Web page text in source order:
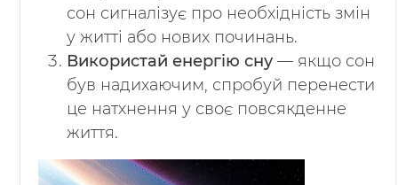
сон сигналізує про необхідність змін
у житті або нових починань.
Використай енергію сну — якщо сон
був надихаючим, спробуй перенести
це натхнення у своє повсякденне
життя.